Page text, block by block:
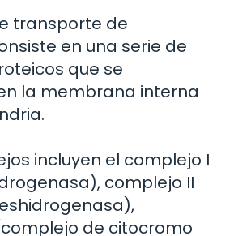
transporte de
en una serie de
que se
la membrana interna
incluyen el complejo I
complejo II
de citocromo